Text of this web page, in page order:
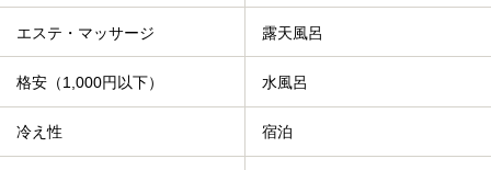
エステ・マッサージ 露天風呂
格安（1,000円以下） 水風呂
冷え性 宿泊